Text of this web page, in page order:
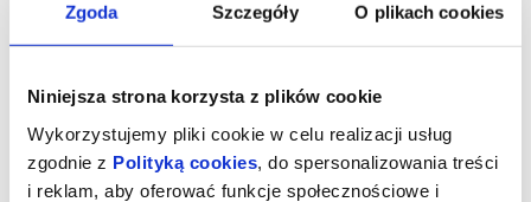
Zgoda Szczegóły O plikach cookies
Niniejsza strona korzysta z plików cookie
Wykorzystujemy pliki cookie w celu realizacji usług
zgodnie z Polityką cookies , do spersonalizowania treści
i reklam, aby oferować funkcje społecznościowe i